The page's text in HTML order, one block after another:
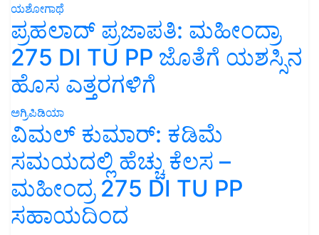
ಯಶೋಗಾಥೆ
ಪ್ರಹಲಾದ್ ಪ್ರಜಾಪತಿ: ಮಹೀಂದ್ರಾ
275 DI TU PP ಜೊತೆಗೆ ಯಶಸ್ಸಿನ
ಹೊಸ ಎತ್ತರಗಳಿಗೆ
ಅಗ್ರಿಪಿಡಿಯಾ
ವಿಮಲ್ ಕುಮಾರ್: ಕಡಿಮೆ
ಸಮಯದಲ್ಲಿ ಹೆಚ್ಚು ಕೆಲಸ –
ಮಹೀಂದ್ರ 275 DI TU PP
ಸಹಾಯದಿಂದ